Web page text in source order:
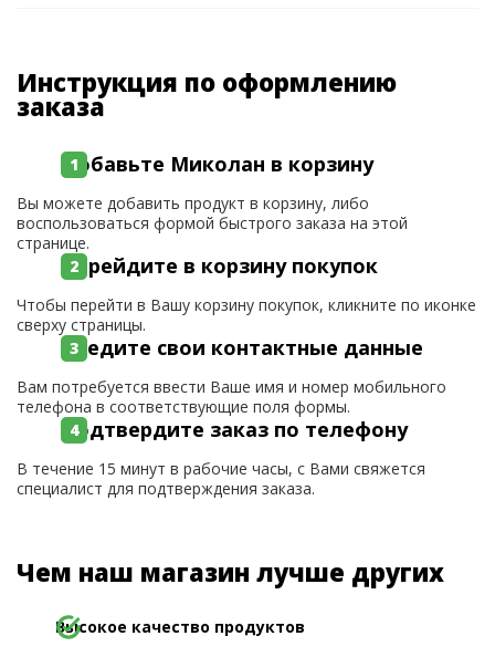
Инструкция по оформлению
заказа
Добавьте Миколан в корзину
Вы можете добавить продукт в корзину, либо
воспользоваться формой быстрого заказа на этой
странице.
Перейдите в корзину покупок
Чтобы перейти в Вашу корзину покупок, кликните по иконке
сверху страницы.
Введите свои контактные данные
Вам потребуется ввести Ваше имя и номер мобильного
телефона в соответствующие поля формы.
Подтвердите заказ по телефону
В течение 15 минут в рабочие часы, с Вами свяжется
специалист для подтверждения заказа.
Чем наш магазин лучше других
Высокое качество продуктов